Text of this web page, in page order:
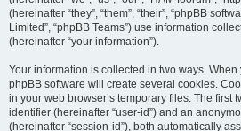
(hereinafter “they”, “them”, “their”, “phpBB
Limited”, “phpBB Teams”) use information
(hereinafter “your information”).
Your information is collected in two ways. When
phpBB software will create several cookies.
in your web browser’s temporary files. The first
identifier (hereinafter “user-id”) and an
(hereinafter “session-id”), both automatically